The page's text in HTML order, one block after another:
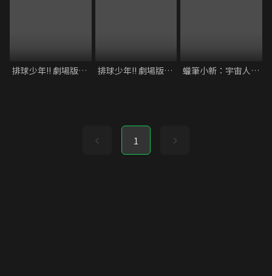
排球少年!! 劇場版：才能與感覺 排球少年!! 劇場版：觀念之戰 蠟筆小新：宇宙人Pi力來襲！
1